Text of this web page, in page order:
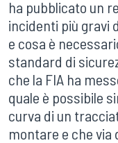
ha pubblicato un
incidenti più gravi
e cosa è
standard di
che la FIA ha
quale è possibile
curva di un
montare e che via